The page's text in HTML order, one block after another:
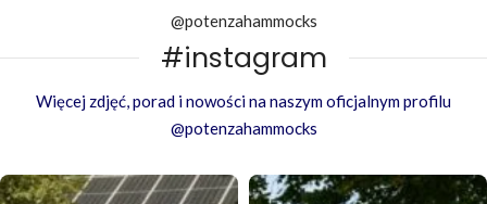
@potenzahammocks
#instagram
Więcej zdjęć, porad i nowości na naszym oficjalnym profilu
@potenzahammocks